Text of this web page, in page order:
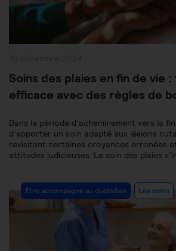
Soins des plaies en fin de vie
efficace avec des règles de
Dans la période d’acheminement vers la
d’apporter un soin adapté aux lésions
revisitant certaines croyances erronées
attitudes judicieuses. Le soin des plaies
Post
Category:
Être accompagné au quotidien Les soins